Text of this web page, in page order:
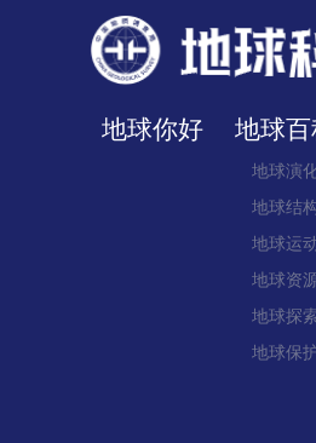
地球你好 地球
地球演
地球结
地球运
地球资
地球探
地球保